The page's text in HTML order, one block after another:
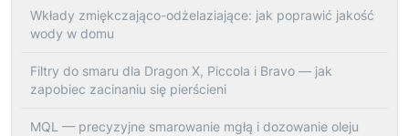
Wkłady zmiękczająco-odżelaziające: jak poprawić jakość
wody w domu
Filtry do smaru dla Dragon X, Piccola i Bravo — jak
zapobiec zacinaniu się pierścieni
MQL — precyzyjne smarowanie mgłą i dozowanie oleju